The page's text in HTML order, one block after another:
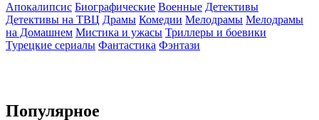
Апокалипсис Биографические Военные Детективы
Детективы на ТВЦ Драмы Комедии Мелодрамы Мелодрамы
на Домашнем Мистика и ужасы Триллеры и боевики
Турецкие сериалы Фантастика Фэнтази
Популярное